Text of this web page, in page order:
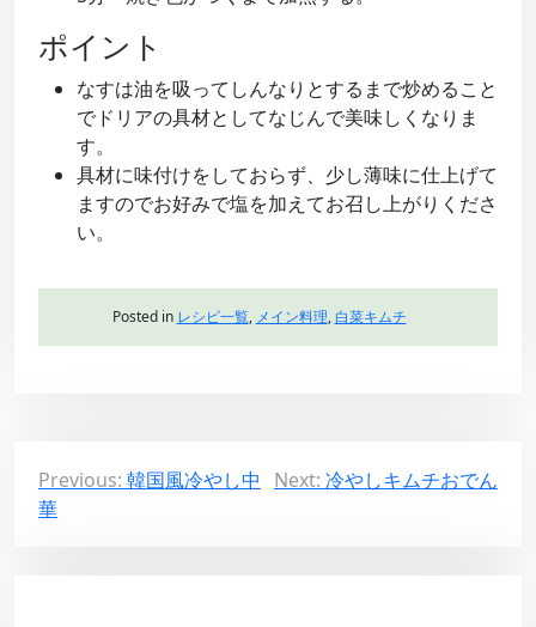
ポイント
なすは油を吸ってしんなりとするまで炒めること
でドリアの具材としてなじんで美味しくなりま
す。
具材に味付けをしておらず、少し薄味に仕上げて
ますのでお好みで塩を加えてお召し上がりくださ
い。
Posted in レシピ一覧, メイン料理, 白菜キムチ
投
稿
Previous: 韓国風冷やし中
華
Next: 冷やしキムチおでん